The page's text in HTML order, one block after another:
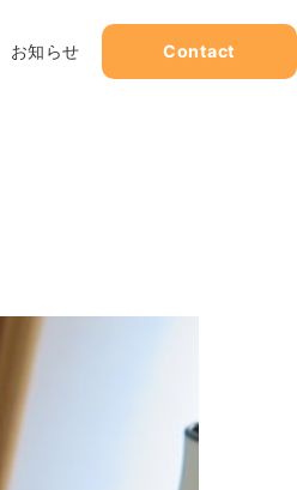
お知らせ Contact